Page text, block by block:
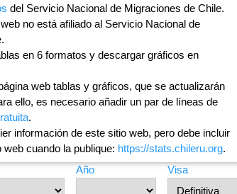
del Servicio Nacional de Migraciones de Chile.
no está afiliado al Servicio Nacional de
en 6 formatos y descargar gráficos en
web tablas y gráficos, que se actualizarán
ello, es necesario añadir un par de líneas de
.
información de este sitio web, pero debe incluir
cuando la publique: https://stats.chileru.org.
Año Visa